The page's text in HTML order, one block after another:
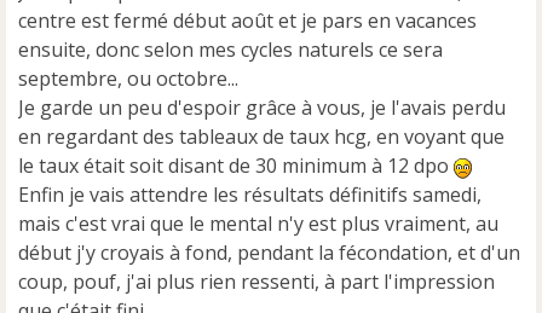
centre est fermé début août et je pars en vacances
ensuite, donc selon mes cycles naturels ce sera
septembre, ou octobre...
Je garde un peu d'espoir grâce à vous, je l'avais perdu
en regardant des tableaux de taux hcg, en voyant que
le taux était soit disant de 30 minimum à 12 dpo
Enfin je vais attendre les résultats définitifs samedi,
mais c'est vrai que le mental n'y est plus vraiment, au
début j'y croyais à fond, pendant la fécondation, et d'un
coup, pouf, j'ai plus rien ressenti, à part l'impression